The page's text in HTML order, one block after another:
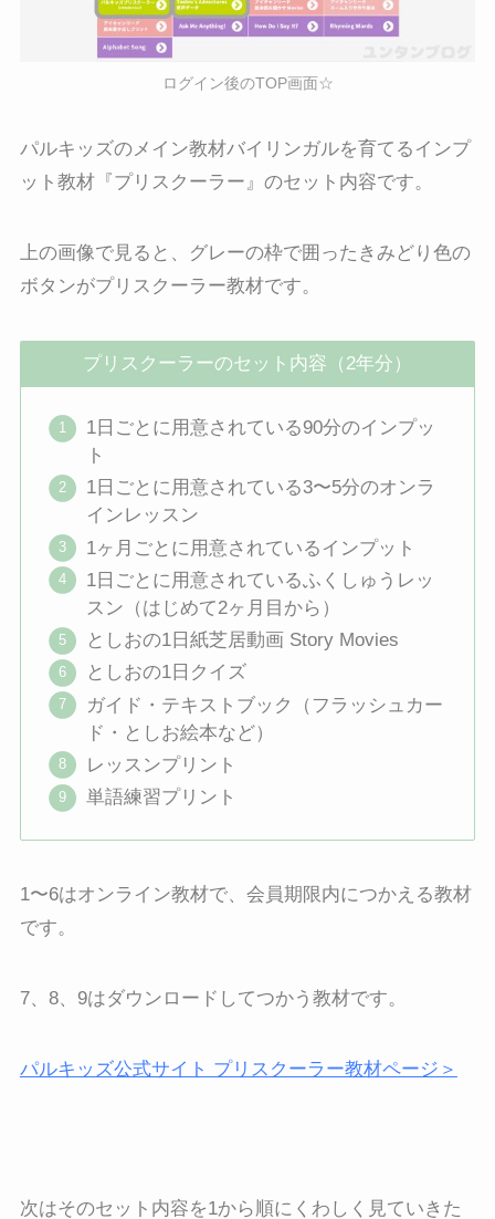
ログイン後のTOP画面☆
パルキッズのメイン教材バイリンガルを育てるインプ
ット教材『プリスクーラー』のセット内容です。
上の画像で見ると、グレーの枠で囲ったきみどり色の
ボタンがプリスクーラー教材です。
プリスクーラーのセット内容（2年分）
1日ごとに用意されている90分のインプッ
ト
1日ごとに用意されている3〜5分のオンラ
インレッスン
1ヶ月ごとに用意されているインプット
1日ごとに用意されているふくしゅうレッ
スン（はじめて2ヶ月目から）
としおの1日紙芝居動画 Story Movies
としおの1日クイズ
ガイド・テキストブック（フラッシュカー
ド・としお絵本など）
レッスンプリント
単語練習プリント
1〜6はオンライン教材で、会員期限内につかえる教材
です。
7、8、9はダウンロードしてつかう教材です。
パルキッズ公式サイト プリスクーラー教材ページ＞
次はそのセット内容を1から順にくわしく見ていきた